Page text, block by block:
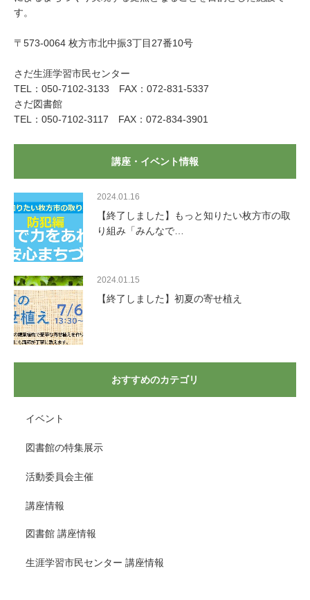
す。
〒573-0064 枚方市北中振3丁目27番10号
さだ生涯学習市民センター
TEL：050-7102-3133 FAX：072-831-5337
さだ図書館
TEL：050-7102-3117 FAX：072-834-3901
講座・イベント情報
2024.01.16
【終了しました】もっと知りたい枚方市の取
り組み「みんなで…
2024.01.15
【終了しました】初夏の寄せ植え
おすすめのカテゴリ
イベント
図書館の特集展示
活動委員会主催
講座情報
図書館 講座情報
生涯学習市民センター 講座情報